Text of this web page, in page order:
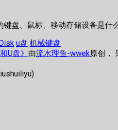
、鼠标、移动存储设备是什
u盘 机械键盘
U盘》 由流水理鱼-wwek原创，